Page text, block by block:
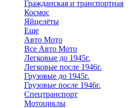
Гражданская и транспортная
Космос
Яйцелёты
Еще
Авто Мото
Все Авто Мото
Легковые до 1945г.
Легковые после 1946г.
Грузовые до 1945г.
Грузовые после 1946г.
Спецтранспорт
Мотоциклы